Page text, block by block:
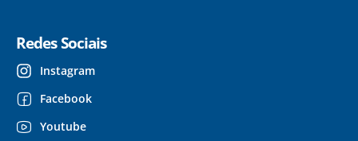
Redes Sociais
Instagram
Facebook
Youtube